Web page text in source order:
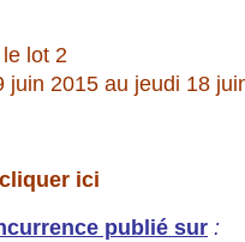
lot 2
juin 2015 au jeudi 18
cliquer ici
publié sur :